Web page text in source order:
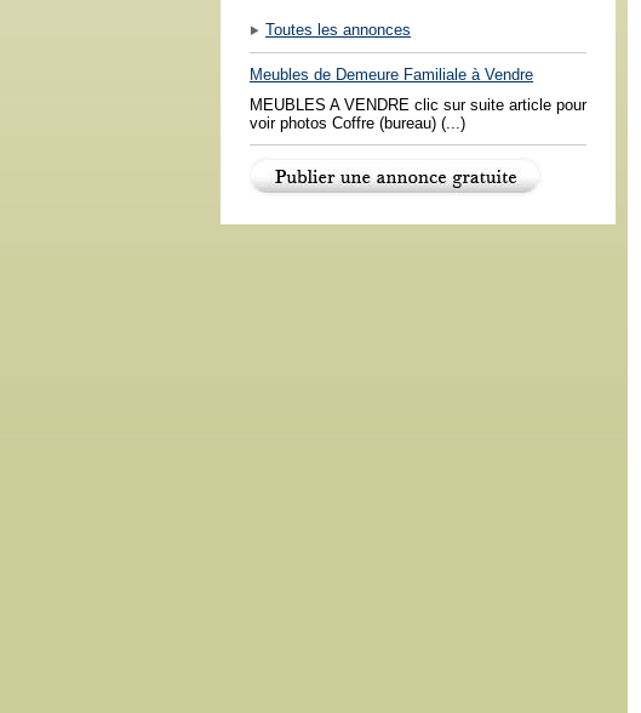
Toutes les annonces
Meubles de Demeure Familiale à Vendre
MEUBLES A VENDRE clic sur suite article pour
voir photos Coffre (bureau) (...)